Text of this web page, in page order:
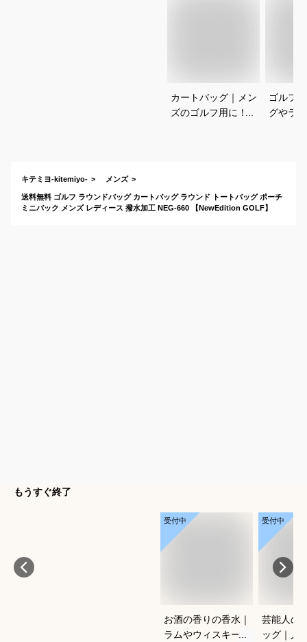
カートバッグ｜メン
ズのゴルフ用に！お
ゴルフ
グやラ
キテミヨ-kitemiyo- メンズ
送料無料 ゴルフ ラウンドバッグ カートバッグ ラウンド トートバッグ ポーチ
ミニバック メンズ レディース 撥水加工 NEG-660 【NewEdition GOLF】
もうすぐ終了
受付中
お酒の香りの香水｜
ラムやウィスキーな
受付中
芸能人の
ッグ｜人